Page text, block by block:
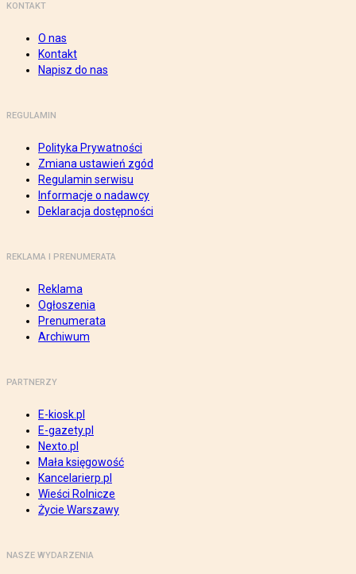
KONTAKT
O nas
Kontakt
Napisz do nas
REGULAMIN
Polityka Prywatności
Zmiana ustawień zgód
Regulamin serwisu
Informacje o nadawcy
Deklaracja dostępności
REKLAMA I PRENUMERATA
Reklama
Ogłoszenia
Prenumerata
Archiwum
PARTNERZY
E-kiosk.pl
E-gazety.pl
Nexto.pl
Mała księgowość
Kancelarierp.pl
Wieści Rolnicze
Życie Warszawy
NASZE WYDARZENIA